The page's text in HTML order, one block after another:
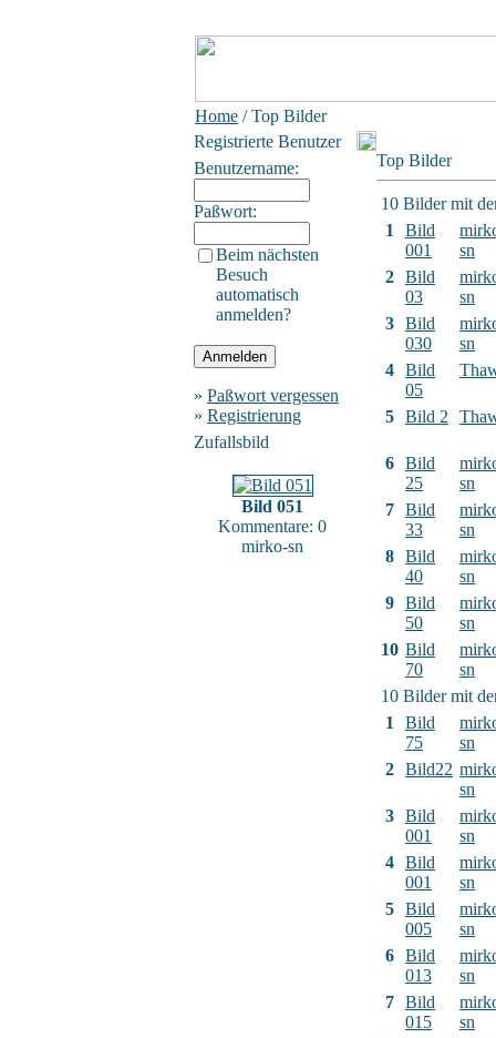
Home / Top Bilder
Registrierte Benutzer
Benutzername:
Paßwort:
Beim nächsten
Besuch
automatisch
anmelden?
» Paßwort vergessen
» Registrierung
Zufallsbild
Bild 051
Kommentare: 0
mirko-sn
Top Bilder
10 Bilder mit
1
Bild
001
sn
2 Bild
03
sn
3 Bild
030
sn
4 Bild
05
5 Bild 2
6 Bild
25
sn
7 Bild
33
sn
8 Bild
40
sn
9 Bild
50
sn
10 Bild
70
sn
10 Bilder mit
1
Bild
75
sn
2 Bild22
sn
3 Bild
001
sn
4 Bild
001
sn
5 Bild
005
sn
6 Bild
013
sn
7 Bild
015
sn